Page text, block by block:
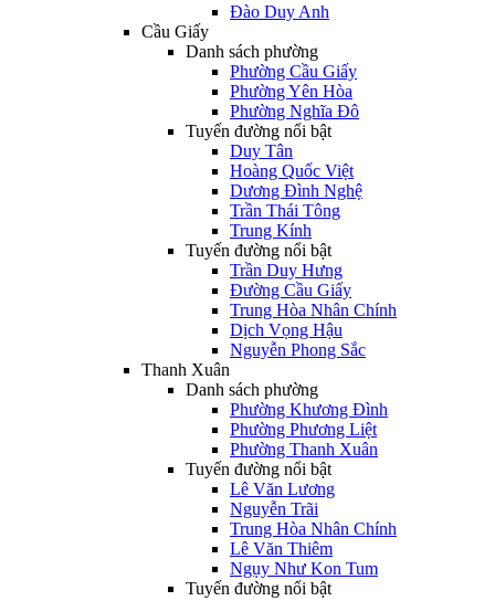
Đào Duy Anh
Cầu Giấy
Danh sách phường
Phường Cầu Giấy
Phường Yên Hòa
Phường Nghĩa Đô
Tuyến đường nổi bật
Duy Tân
Hoàng Quốc Việt
Dương Đình Nghệ
Trần Thái Tông
Trung Kính
Tuyến đường nổi bật
Trần Duy Hưng
Đường Cầu Giấy
Trung Hòa Nhân Chính
Dịch Vọng Hậu
Nguyễn Phong Sắc
Thanh Xuân
Danh sách phường
Phường Khương Đình
Phường Phương Liệt
Phường Thanh Xuân
Tuyến đường nổi bật
Lê Văn Lương
Nguyễn Trãi
Trung Hòa Nhân Chính
Lê Văn Thiêm
Ngụy Như Kon Tum
Tuyến đường nổi bật